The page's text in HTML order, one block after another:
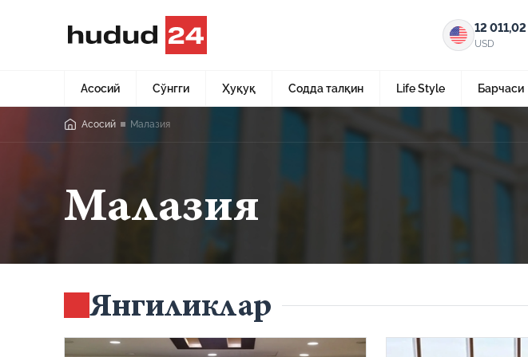
12 011,02
USD
Асосий Сўнгги Ҳуқуқ Содда талқин Life Style Барчаси
Асосий Малазия
Малазия
Янгиликлар